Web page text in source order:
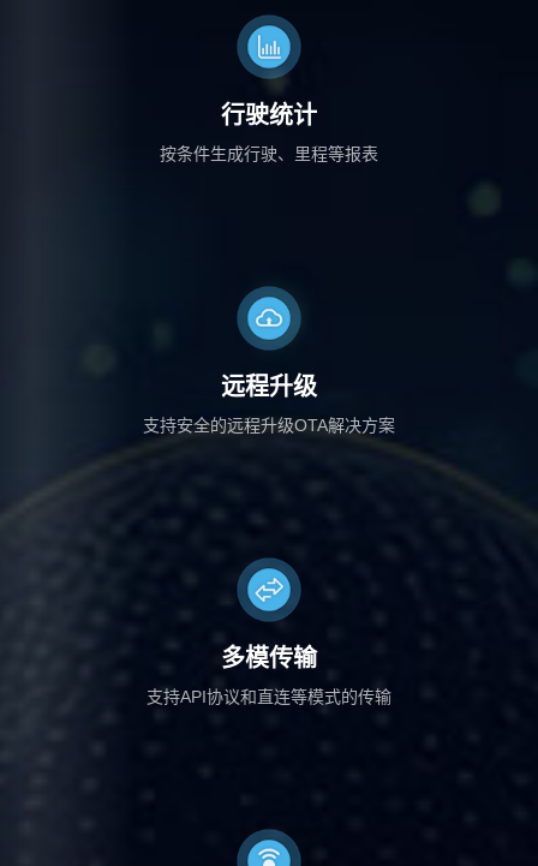
行驶统计
按条件生成行驶、里程等报表
远程升级
支持安全的远程升级OTA解决方案
多模传输
支持API协议和直连等模式的传输